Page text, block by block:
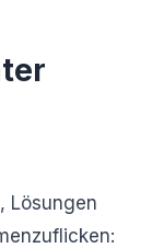
Lösungen